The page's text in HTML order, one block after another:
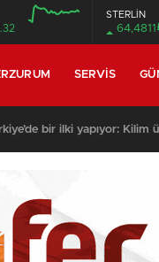
STERLİN
64,4811
SERVIS
FK’nın Süper